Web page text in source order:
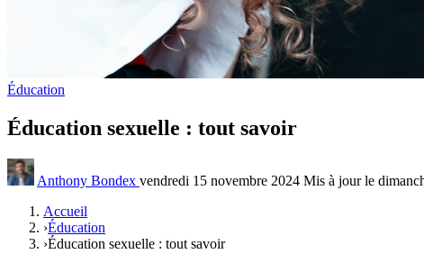
Éducation
Éducation sexuelle : tout savoir
Anthony Bondex vendredi 15 novembre 2024 Mis à jour le
Accueil
›Éducation
›Éducation sexuelle : tout savoir